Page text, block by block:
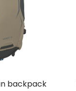
backpack